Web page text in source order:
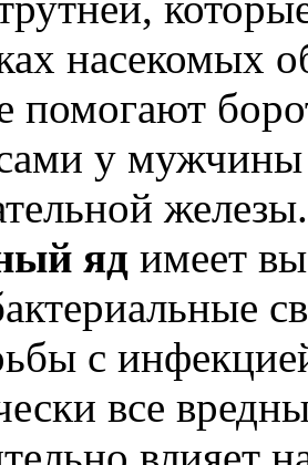
насекомых
помогают
у мужчины
железы.
яд имеет
с
все